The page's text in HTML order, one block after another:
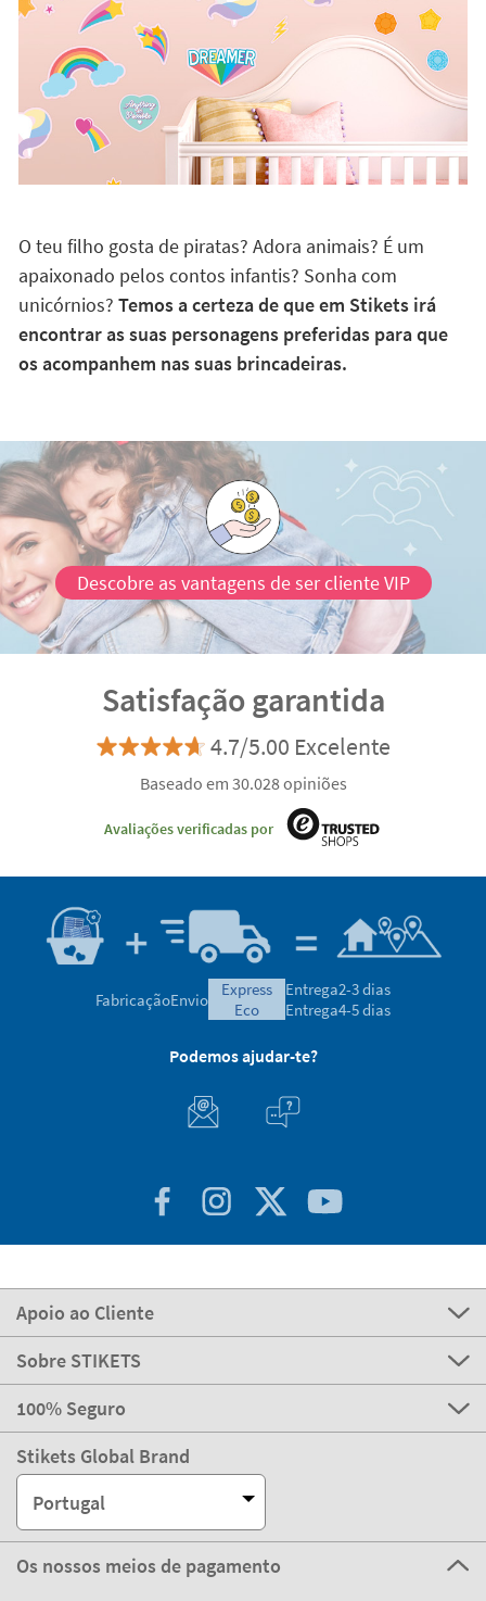
O teu filho gosta de piratas? Adora animais? É um
apaixonado pelos contos infantis? Sonha com
unicórnios? Temos a certeza de que em Stikets irá
encontrar as suas personagens preferidas para que
os acompanhem nas suas brincadeiras.
Descobre as vantagens de ser cliente VIP
Satisfação garantida
4.7/5.00 Excelente
Baseado em 30.028 opiniões
Avaliações verificadas por
FabricaçãoEnvio
express
eco
Entrega2-3 dias
Entrega4-5 dias
Podemos ajudar-te?
Apoio ao Cliente
Sobre STIKETS
100% Seguro
Stikets Global Brand
Portugal
Os nossos meios de pagamento